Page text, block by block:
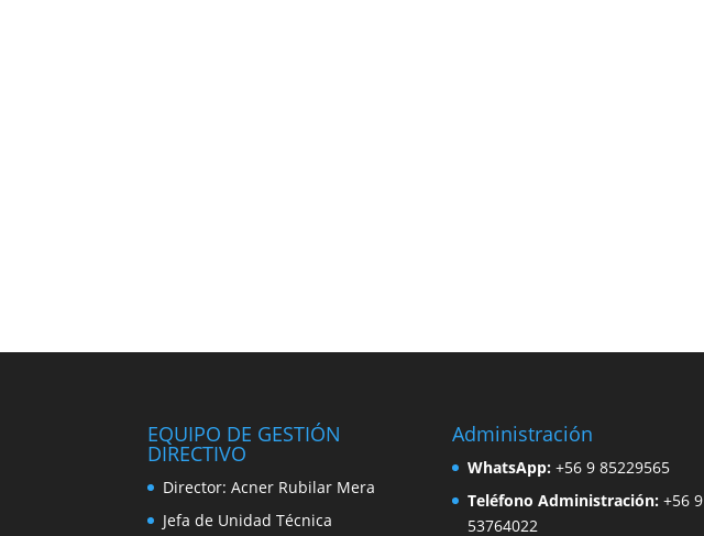
EQUIPO DE GESTIÓN
DIRECTIVO
Director: Acner Rubilar Mera
Jefa de Unidad Técnica
Administración
WhatsApp:+56 9 85229565
Teléfono Administración:+56 9
53764022